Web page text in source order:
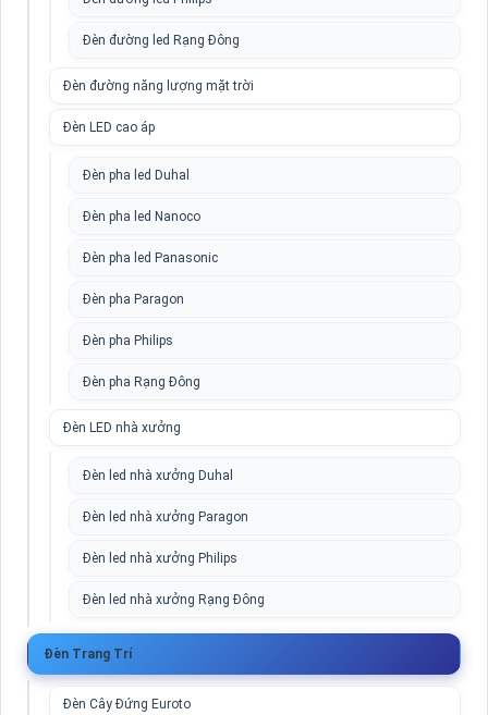
Đèn đường led Rạng Đông
Đèn đường năng lượng mặt trời
Đèn LED cao áp
Đèn pha led Duhal
Đèn pha led Nanoco
Đèn pha led Panasonic
Đèn pha Paragon
Đèn pha Philips
Đèn pha Rạng Đông
Đèn LED nhà xưởng
Đèn led nhà xưởng Duhal
Đèn led nhà xưởng Paragon
Đèn led nhà xưởng Philips
Đèn led nhà xưởng Rạng Đông
Đèn Trang Trí
Đèn Cây Đứng Euroto